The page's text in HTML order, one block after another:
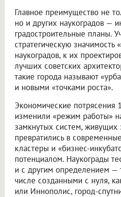
Главное преимущество не
но и других наукоградов —
градостроительные планы.
стратегическую значимость
наукоградов, к их
лучших советских
такие города называют
и новыми «точками роста».
Экономические потрясения
изменили «режим работы»
замкнутых систем, живущих
превратились в
кластеры и «бизнес-
потенциалом. Наукограды
и с другим определением —
числе созданными с нуля,
или Иннополис, город-